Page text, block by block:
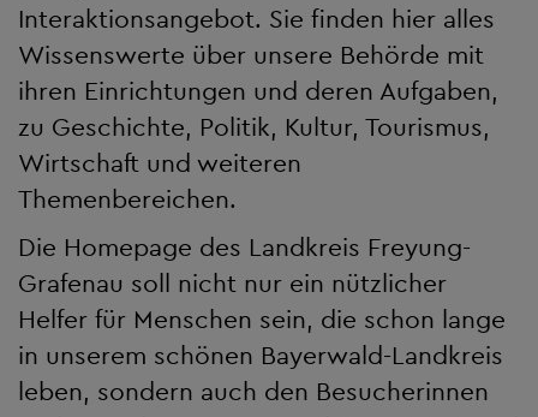
Interaktionsangebot. Sie finden hier alles
Wissenswerte über unsere Behörde mit
ihren Einrichtungen und deren Aufgaben,
zu Geschichte, Politik, Kultur, Tourismus,
Wirtschaft und weiteren
Themenbereichen.
Die Homepage des Landkreis Freyung-
Grafenau soll nicht nur ein nützlicher
Helfer für Menschen sein, die schon lange
in unserem schönen Bayerwald-Landkreis
leben, sondern auch den Besucherinnen